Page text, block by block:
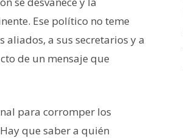
Ese político no teme
a sus secretarios y a
de un mensaje que
para corromper los
que saber a quién